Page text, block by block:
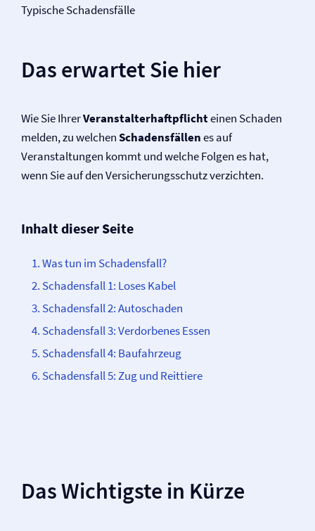
Typische Schadensfälle
Das erwartet Sie hier
Wie Sie IhrerVeranstalter­haftpflichteinen Schaden
melden, zu welchenSchadensfällenes auf
Veranstaltungen kommt und welche Folgen es hat,
wenn Sie auf den Versicherungsschutz verzichten.
Inhalt dieser Seite
Was tun im Schadensfall?
Schadensfall 1: Loses Kabel
Schadensfall 2: Autoschaden
Schadensfall 3: Verdorbenes Essen
Schadensfall 4: Baufahrzeug
Schadensfall 5: Zug und Reittiere
Das Wichtigste in Kürze